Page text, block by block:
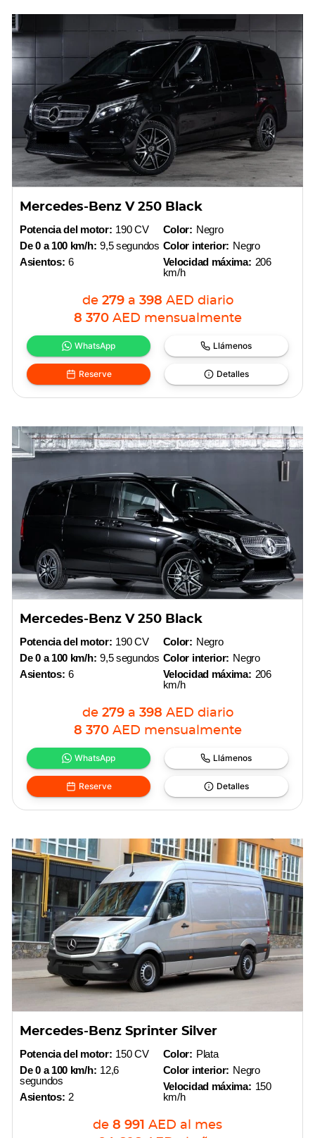
Mercedes-Benz V 250 Black
Potencia del motor: 190 CV
De 0 a 100 km/h: 9,5 segundos
Asientos: 6
Color: Negro
Color interior: Negro
Velocidad máxima: 206
km/h
de 279 a 398 AED diario
8 370 AED mensualmente
WhatsApp Llámenos
Reserve Detalles
Mercedes-Benz V 250 Black
Potencia del motor: 190 CV
De 0 a 100 km/h: 9,5 segundos
Asientos: 6
Color: Negro
Color interior: Negro
Velocidad máxima: 206
km/h
de 279 a 398 AED diario
8 370 AED mensualmente
WhatsApp Llámenos
Reserve Detalles
Mercedes-Benz Sprinter Silver
Potencia del motor: 150 CV
De 0 a 100 km/h: 12,6
segundos
Asientos: 2
Color: Plata
Color interior: Negro
Velocidad máxima: 150
km/h
de 8 991 AED al mes